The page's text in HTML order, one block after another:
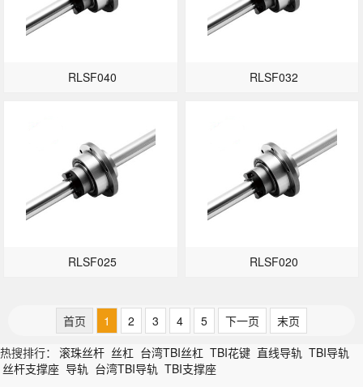
RLSF040 RLSF032
RLSF025 RLSF020
首页 1 2 3 4 5 下一页
末页
热搜排行： 滚珠丝杆 丝杠 台湾TBI丝杠 TBI花键 直线导轨 TBI导轨
丝杆支撑座 导轨 台湾TBI导轨 TBI支撑座